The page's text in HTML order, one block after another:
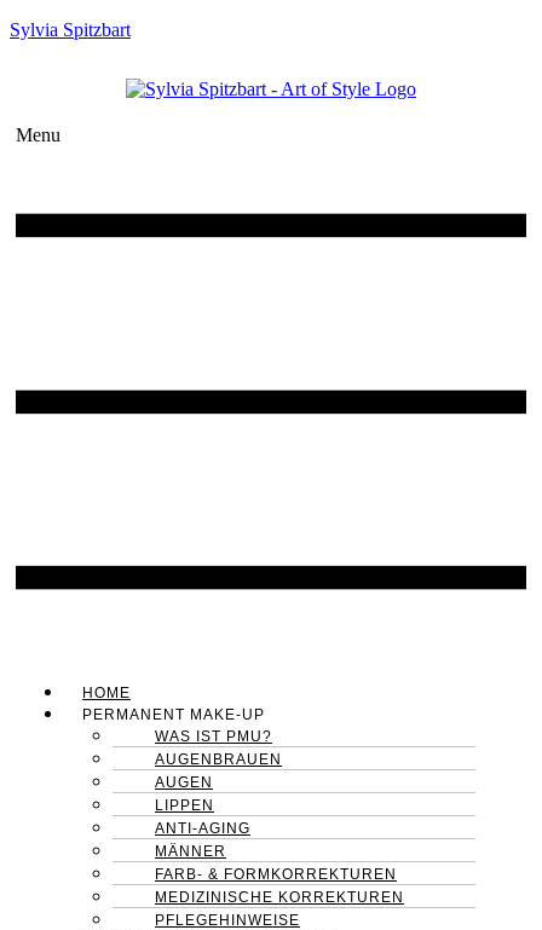
Sylvia Spitzbart
Menu
HOME
PERMANENT MAKE-UP
WAS IST PMU?
AUGENBRAUEN
AUGEN
LIPPEN
ANTI-AGING
MÄNNER
FARB- & FORMKORREKTUREN
MEDIZINISCHE KORREKTUREN
PFLEGEHINWEISE